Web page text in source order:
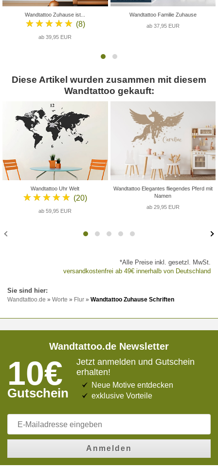
Wandtattoo Zuhause ist...
★★★★★ (8)
ab 39,95 EUR
Wandtattoo Familie Zuhause
ab 37,95 EUR
Diese Artikel wurden zusammen mit diesem
Wandtattoo gekauft:
Wandtattoo Uhr Welt
★★★★★ (20)
ab 59,95 EUR
Wandtattoo Elegantes fliegendes Pferd mit
Namen
ab 29,95 EUR
*Alle Preise inkl. gesetzl. MwSt.
versandkostenfrei ab 49€ innerhalb von Deutschland
Wandtattoo.de » Worte » Flur » Wandtattoo Zuhause Schriften
Wandtattoo.de Newsletter
10€
Gutschein
Jetzt anmelden und Gutschein
erhalten!
Neue Motive entdecken
exklusive Vorteile
Anmelden